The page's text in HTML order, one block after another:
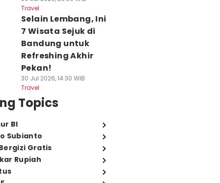
Travel
Selain Lembang, Ini
7 Wisata Sejuk di
Bandung untuk
Refreshing Akhir
Pekan!
30 Jul 2026, 14:30 WIB
Travel
Topics
BI
Subianto
Gratis
Rupiah